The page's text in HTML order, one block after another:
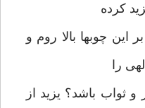
کرده
این چوبها بالا روم و
را
ثواب باشد؟ یزید از